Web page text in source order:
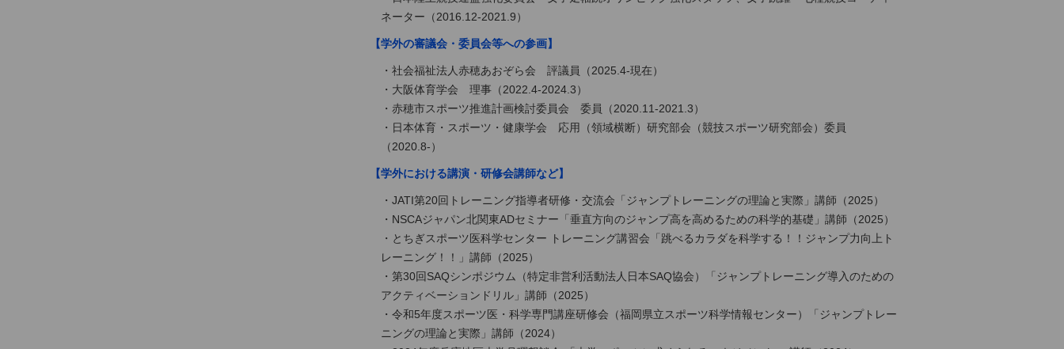
ネーター（2016.12-2021.9）
【学外の審議会・委員会等への参画】
・社会福祉法人赤穂あおぞら会 評議員（2025.4-現在）
・大阪体育学会 理事（2022.4-2024.3）
・赤穂市スポーツ推進計画検討委員会 委員（2020.11-2021.3）
・日本体育・スポーツ・健康学会 応用（領域横断）研究部会（競技スポーツ研究部会）委員
（2020.8-）
【学外における講演・研修会講師など】
・JATI第20回トレーニング指導者研修・交流会「ジャンプトレーニングの理論と実際」講師（2025）
・NSCAジャパン北関東ADセミナー「垂直方向のジャンプ高を高めるための科学的基礎」講師（2025）
・とちぎスポーツ医科学センター トレーニング講習会「跳べるカラダを科学する！！ジャンプ力向上ト
レーニング！！」講師（2025）
・第30回SAQシンポジウム（特定非営利活動法人日本SAQ協会）「ジャンプトレーニング導入のための
アクティベーションドリル」講師（2025）
・令和5年度スポーツ医・科学専門講座研修会（福岡県立スポーツ科学情報センター）「ジャンプトレー
ニングの理論と実際」講師（2024）